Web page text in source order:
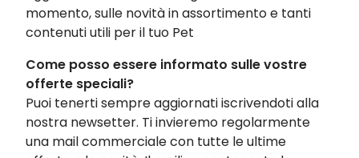
momento, sulle novità in assortimento e tanti
contenuti utili per il tuo Pet
Come posso essere informato sulle vostre
offerte speciali?
Puoi tenerti sempre aggiornati iscrivendoti alla
nostra newsetter. Ti invieremo regolarmente
una mail commerciale con tutte le ultime